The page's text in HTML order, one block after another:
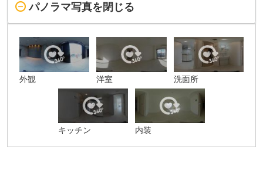
パノラマ写真を閉じる
外観 洋室 洗面所
キッチン 内装